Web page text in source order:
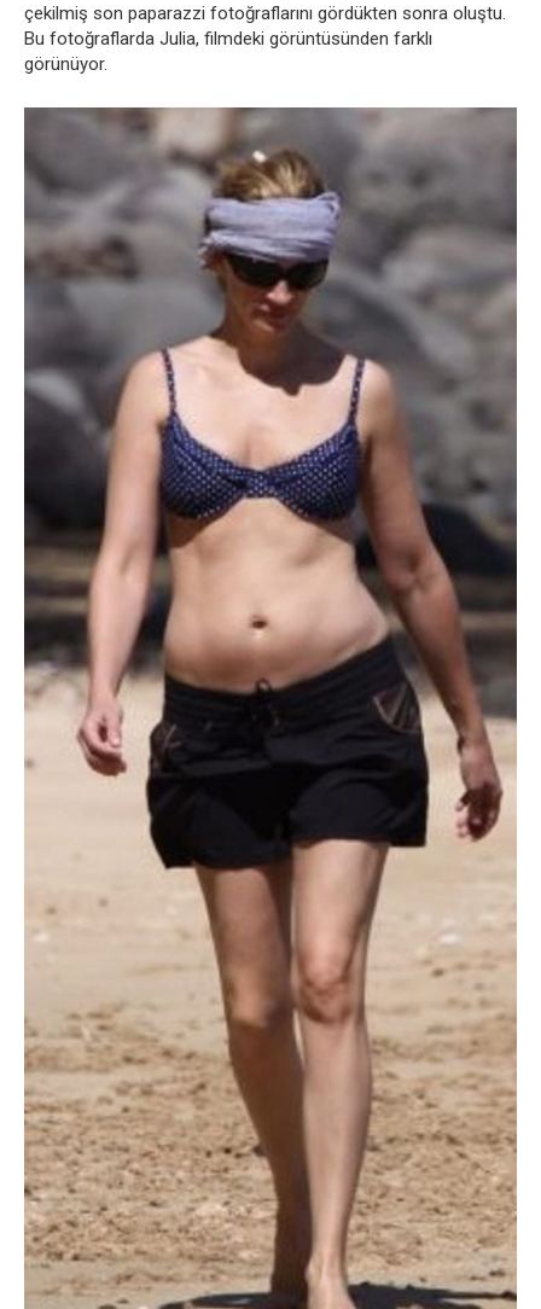
çekilmiş son paparazzi fotoğraflarını gördükten sonra oluştu.
Bu fotoğraflarda Julia, filmdeki görüntüsünden farklı
görünüyor.